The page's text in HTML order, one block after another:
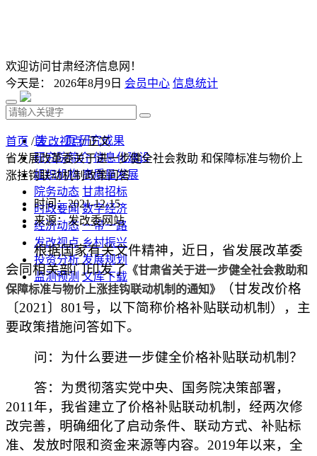
欢迎访问甘肃经济信息网！
今天是： 2026年8月9日 会员中心 信息统计
首 页 研究成果
研究院简介 信息化建设
组织机构 高质量发展
院务动态 甘肃招标
时政要闻 数字经济
经济动态 一带一路
发改视点 乡村振兴
投资分析 发展规划
监测预测 文库下载
首页 /发改视点/ 正文
省发展改革委关于进一步健全社会救助 和保障标准与物价上
涨挂钩联动机制政策问答
时间：2021-12-15
来源：发改委网站
根据国家有关文件精神，近日，省发展改革委
会同相关部门印发了 《甘肃省关于进一步健全社会救助和
保障标准与物价上涨挂钩联动机制的通知》
（甘发改价格
〔2021〕801号，以下简称价格补贴联动机制），主
要政策措施问答如下。
问：为什么要进一步健全价格补贴联动机制？
答：为贯彻落实党中央、国务院决策部署，
2011年，我省建立了价格补贴联动机制，经两次修
改完善，明确细化了启动条件、联动方式、补贴标
准、发放时限和资金来源等内容。2019年以来，全